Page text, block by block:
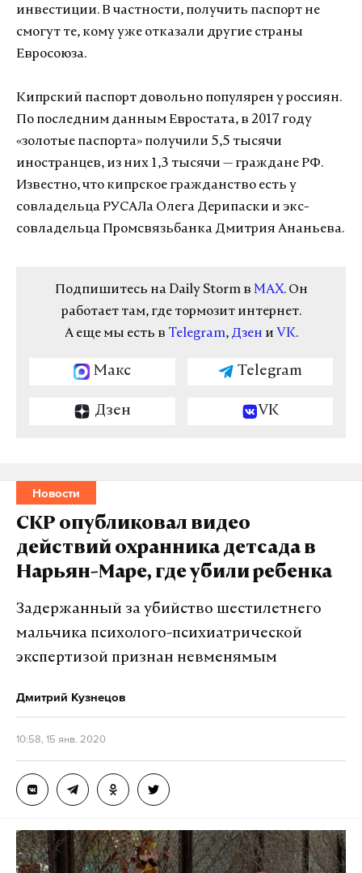
инвестиции. В частности, получить паспорт не
смогут те, кому уже отказали другие страны
Евросоюза.
Кипрский паспорт довольно популярен у россиян.
По последним данным Евростата, в 2017 году
«золотые паспорта» получили 5,5 тысячи
иностранцев, из них 1,3 тысячи — граждане РФ.
Известно, что кипрское гражданство есть у
совладельца РУСАЛа Олега Дерипаски и экс-
совладельца Промсвязьбанка Дмитрия Ананьева.
Подпишитесь на Daily Storm в MAX. Он
работает там, где тормозит интернет.
А еще мы есть в Telegram, Дзен и VK.
Макс Telegram
Дзен VK
Новости
СКР опубликовал видео
действий охранника детсада в
Нарьян-Маре, где убили ребенка
Задержанный за убийство шестилетнего
мальчика психолого-психиатрической
экспертизой признан невменямым
Дмитрий Кузнецов
10:58, 15 янв. 2020